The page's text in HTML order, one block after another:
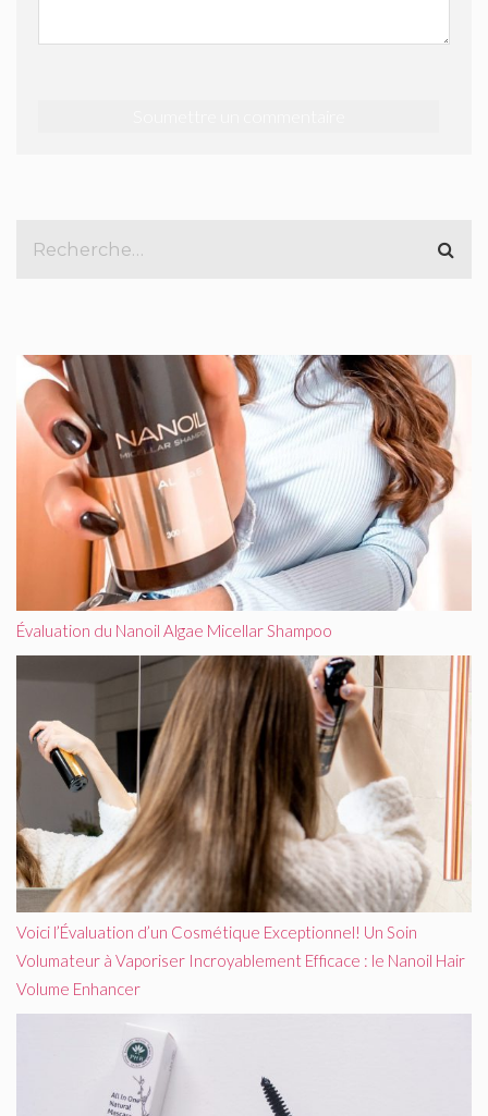
Évaluation du Nanoil Algae Micellar Shampoo
Voici l’Évaluation d’un Cosmétique Exceptionnel! Un Soin
Volumateur à Vaporiser Incroyablement Efficace : le Nanoil Hair
Volume Enhancer